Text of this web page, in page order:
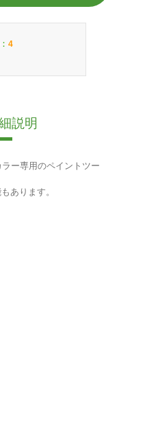
4
説明
ー専用のペイントツー
あります。